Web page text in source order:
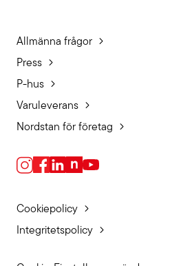
Allmänna frågor
Press
P-hus
Varuleverans
Nordstan för företag
Cookiepolicy
Integritetspolicy